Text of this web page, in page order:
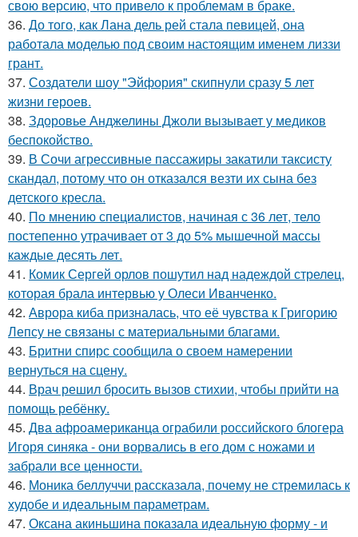
свою версию, что привело к проблемам в браке.
36. До того, как Лана дель рей стала певицей, она
работала моделью под своим настоящим именем лиззи
грант.
37. Создатели шоу "Эйфория" скипнули сразу 5 лет
жизни героев.
38. Здоровье Анджелины Джоли вызывает у медиков
беспокойство.
39. В Сочи агрессивные пассажиры закатили таксисту
скандал, потому что он отказался везти их сына без
детского кресла.
40. По мнению специалистов, начиная с 36 лет, тело
постепенно утрачивает от 3 до 5% мышечной массы
каждые десять лет.
41. Комик Сергей орлов пошутил над надеждой стрелец,
которая брала интервью у Олеси Иванченко.
42. Аврора киба призналась, что её чувства к Григорию
Лепсу не связаны с материальными благами.
43. Бритни спирс сообщила о своем намерении
вернуться на сцену.
44. Врач решил бросить вызов стихии, чтобы прийти на
помощь ребёнку.
45. Два афроамериканца ограбили российского блогера
Игоря синяка - они ворвались в его дом с ножами и
забрали все ценности.
46. Моника беллуччи рассказала, почему не стремилась к
худобе и идеальным параметрам.
47. Оксана акиньшина показала идеальную форму - и